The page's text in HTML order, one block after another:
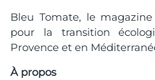
Bleu Tomate, le
pour la transition
Provence et en
À propos